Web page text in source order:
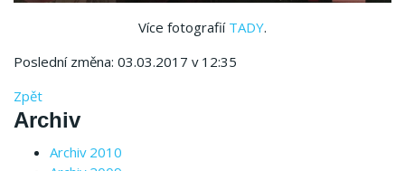
Více fotografií TADY.
Poslední změna: 03.03.2017 v 12:35
Zpět
Archiv
Archiv 2010